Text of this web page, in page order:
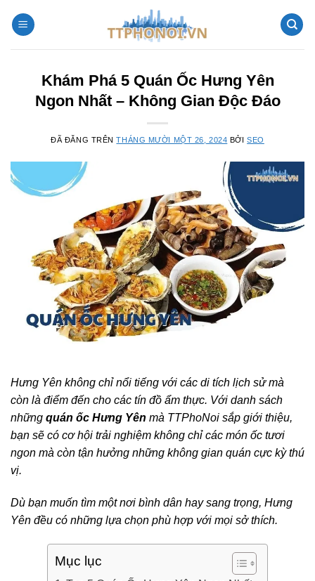
đến
Khám Phá 5 Quán Ốc Hưng Yên
Ngon Nhất – Không Gian Độc Đáo
ĐÃ ĐĂNG TRÊNTHÁNG MƯỜI MỘT 26, 2024 BỞISEO
Hưng Yên không chỉ nổi tiếng với các di tích lịch sử mà
còn là điểm đến cho các tín đồ ẩm thực. Với danh sách
những quán ốc Hưng Yên mà TTPhoNoi sắp giới thiệu,
bạn sẽ có cơ hội trải nghiệm không chỉ các món ốc tươi
ngon mà còn tận hưởng những không gian quán cực kỳ thú
vị.
Dù bạn muốn tìm một nơi bình dân hay sang trọng, Hưng
Yên đều có những lựa chọn phù hợp với mọi sở thích.
Mục lục